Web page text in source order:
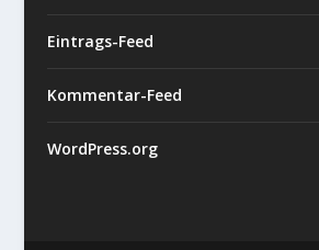
Eintrags-Feed
Kommentar-Feed
WordPress.org